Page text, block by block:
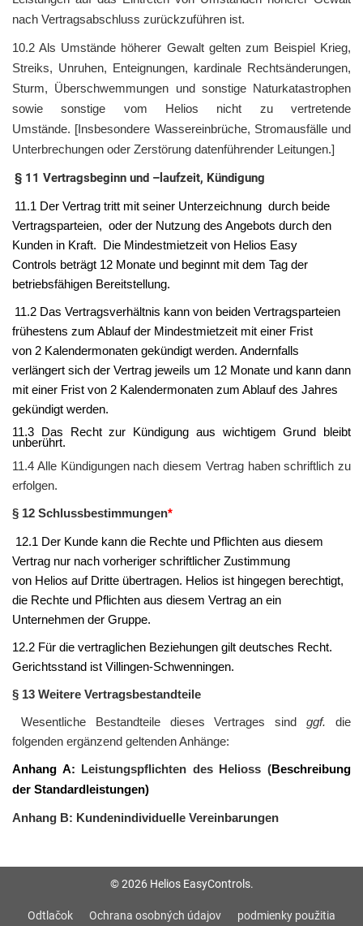
nach Vertragsabschluss zurückzuführen ist.
10.2 Als Umstände höherer Gewalt gelten zum Beispiel Krieg,
Streiks, Unruhen, Enteignun­gen, kardinale Rechtsänderungen,
Sturm, Überschwemmungen und sonstige Naturkatastrophen
sowie sonstige vom
Helios nicht zu vertretende
Umstände. [Insbesondere Wassereinbrüche, Stromausfälle und
Unterbrechungen oder Zerstörung datenführender Leitungen.]
§ 11 Vertragsbeginn und –laufzeit, Kündigung
11.1 Der Vertrag tritt mit seiner Unterzeichnung durch beide
Vertragsparteien, oder der Nutzung des Angebots durch den
Kunden in Kraft.
Die Mindestmietzeit von Helios Easy
Controls beträgt 12 Monate und beginnt mit dem Tag der
betriebsfähigen Bereitstellung.
11.2 Das Vertragsverhältnis kann von beiden Vertragsparteien
frühestens zum Ablauf der Mindestmietzeit mit einer Frist
von 2 Kalendermonaten gekündigt werden. Andernfalls
verlängert sich der Vertrag jeweils um 12 Monate und kann dann
mit einer Frist von 2 Kalendermonaten zum Ablauf des Jahres
gekündigt werden.
11.3 Das Recht zur Kündigung aus wichtigem Grund bleibt
unberührt.
11.4 Alle Kündigungen nach diesem Vertrag haben schriftlich zu
erfolgen.
§ 12 Schlussbestimmungen*
12.1 Der Kunde kann die Rechte und Pflichten aus diesem
Vertrag nur nach vorheriger schriftli­cher Zustimmung
von Helios auf Dritte übertragen. Helios ist hingegen berechtigt,
die Rechte und Pflichten aus diesem Vertrag an ein
Unternehmen der Gruppe.
12.2 Für die vertraglichen Beziehungen gilt deutsches Recht.
Gerichtsstand ist Villingen-Schwenningen.
§ 13 Weitere Vertragsbestandteile
Wesentliche Bestandteile dieses Vertrages sindggf.die
folgenden ergänzend geltenden Anhänge:
Anhang A: Leistungspflichten des Helioss (Beschreibung
der Standardleistungen)
Anhang B: Kundenindividuelle Vereinbarungen
© 2026 Helios EasyControls.
Odtlačok Ochrana osobných údajov podmienky použitia